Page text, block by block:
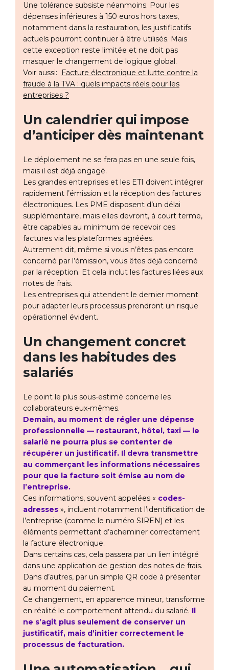
Une tolérance subsiste néanmoins. Pour les
dépenses inférieures à 150 euros hors taxes,
notamment dans la restauration, les justificatifs
actuels pourront continuer à être utilisés. Mais
cette exception reste limitée et ne doit pas
masquer le changement de logique global.
Voir aussi:
Facture électronique et lutte contre la
fraude à la TVA : quels impacts réels pour les
entreprises ?
Un calendrier qui impose
d’anticiper dès maintenant
Le déploiement ne se fera pas en une seule fois,
mais il est déjà engagé.
Les grandes entreprises et les ETI doivent intégrer
rapidement l’émission et la réception des factures
électroniques. Les PME disposent d’un délai
supplémentaire, mais elles devront, à court terme,
être capables au minimum de recevoir ces
factures via les plateformes agréées.
Autrement dit, même si vous n’êtes pas encore
concerné par l’émission, vous êtes déjà concerné
par la réception. Et cela inclut les factures liées aux
notes de frais.
Les entreprises qui attendent le dernier moment
pour adapter leurs processus prendront un risque
opérationnel évident.
Un changement concret
dans les habitudes des
salariés
Le point le plus sous-estimé concerne les
collaborateurs eux-mêmes.
Demain, au moment de régler une dépense
professionnelle — restaurant, hôtel, taxi — le
salarié ne pourra plus se contenter de
récupérer un justificatif. Il devra transmettre
au commerçant les informations nécessaires
pour que la facture soit émise au nom de
l’entreprise.
Ces informations, souvent appelées « codes-
adresses », incluent notamment l’identification de
l’entreprise (comme le numéro SIREN) et les
éléments permettant d’acheminer correctement
la facture électronique.
Dans certains cas, cela passera par un lien intégré
dans une application de gestion des notes de frais.
Dans d’autres, par un simple QR code à présenter
au moment du paiement.
Ce changement, en apparence mineur, transforme
en réalité le comportement attendu du salarié. Il
ne s’agit plus seulement de conserver un
justificatif, mais d’initier correctement le
processus de facturation.